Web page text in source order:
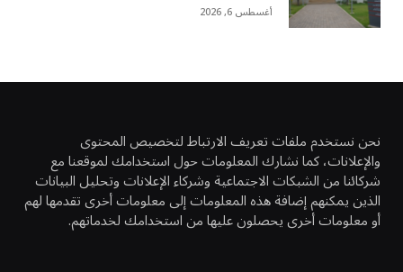
أغسطس 6, 2026
نحن نستخدم ملفات تعريف الارتباط لتخصيص المحتوى
والإعلانات، كما نشارك المعلومات حول استخدامك لموقعنا مع
شركائنا من الشبكات الاجتماعية وشركاء الإعلانات وتحليل البيانات
الذين يمكنهم إضافة هذه المعلومات إلى معلومات أخرى تقدمها لهم
أو معلومات أخرى يحصلون عليها من استخدامك لخدماتهم.